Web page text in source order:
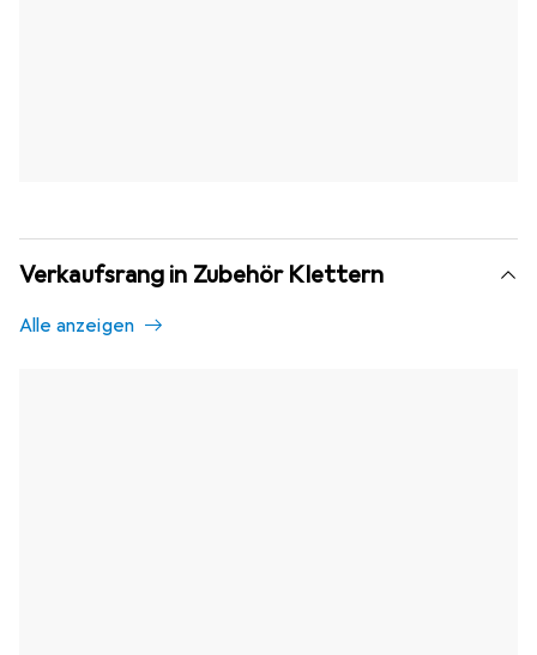
Verkaufsrang in Zubehör Klettern
Alle anzeigen